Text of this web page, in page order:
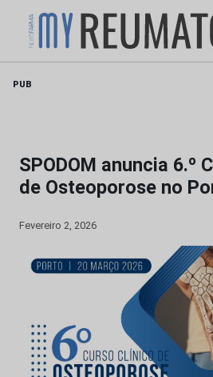
PUB
SPODOM anuncia 6.º
de Osteoporose no
Fevereiro 2, 2026